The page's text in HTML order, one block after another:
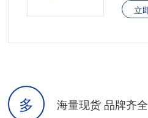
多 海量现货 品牌齐全